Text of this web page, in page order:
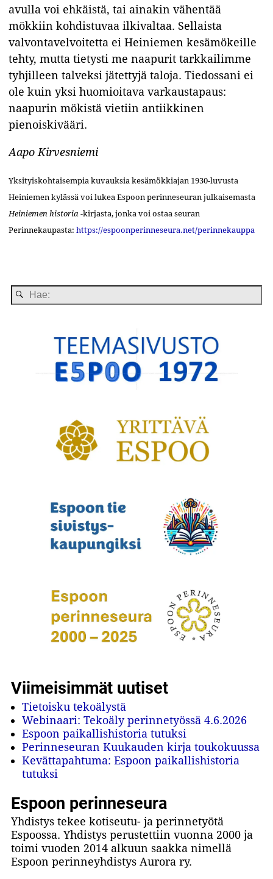
avulla voi ehkäistä, tai ainakin vähentää
mökkiin kohdistuvaa ilkivaltaa. Sellaista
valvontavelvoitetta ei Heiniemen kesämökeille
tehty, mutta tietysti me naapurit tarkkailimme
tyhjilleen talveksi jätettyjä taloja. Tiedossani ei
ole kuin yksi huomioitava varkaustapaus:
naapurin mökistä vietiin antiikkinen
pienoiskivääri.
Aapo Kirvesniemi
Yksityiskohtaisempia kuvauksia kesämökkiajan 1930-luvusta
Heiniemen kylässä voi lukea Espoon perinneseuran julkaisemasta
Heiniemen historia -kirjasta, jonka voi ostaa seuran
Perinnekaupasta:https://espoonperinneseura.net/perinnekauppa
Viimeisimmät uutiset
Tietoisku tekoälystä
Webinaari: Tekoäly perinnetyössä 4.6.2026
Espoon paikallishistoria tutuksi
Perinneseuran Kuukauden kirja toukokuussa
Kevättapahtuma: Espoon paikallishistoria
tutuksi
Espoon perinneseura
Yhdistys tekee kotiseutu- ja perinnetyötä
Espoossa. Yhdistys perustettiin vuonna 2000 ja
toimi vuoden 2014 alkuun saakka nimellä
Espoon perinneyhdistys Aurora ry.